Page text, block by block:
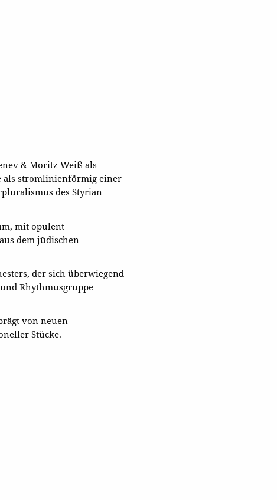
& Moritz Weiß als
als stromlinienförmig einer
des Styrian
mit opulent
dem jüdischen
der sich überwiegend
Rhythmusgruppe
von neuen
Stücke.